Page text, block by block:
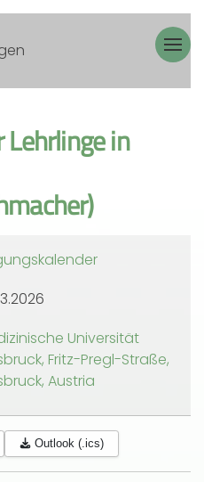
in
Universität
Fritz-Pregl-Straße,
Austria
Outlook (.ics)